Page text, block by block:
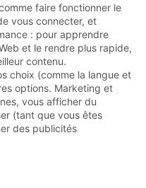
faire fonctionner le
vous connecter, et
: pour apprendre
et le rendre plus rapide,
contenu.
choix (comme la langue et
options. Marketing et
vous afficher du
(tant que vous êtes
des publicités